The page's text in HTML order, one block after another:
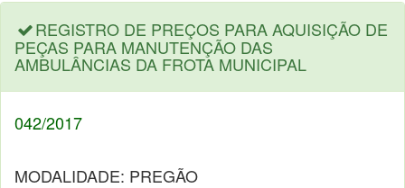
REGISTRO DE PREÇOS PARA AQUISIÇÃO DE
PEÇAS PARA MANUTENÇÃO DAS
AMBULÂNCIAS DA FROTA MUNICIPAL
042/2017
MODALIDADE: PREGÃO